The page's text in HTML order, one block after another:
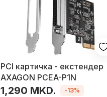
PCI картичка - екстендер
AXAGON PCEA-P1N
1,290 MKD. -13%